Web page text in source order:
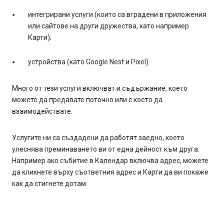
интегрирани услуги (които са вградени в приложения
или сайтове на други дружества, като например
Карти);
устройства (като Google Nest и Pixel).
Много от тези услуги включват и съдържание, което
можете да предавате поточно или с което да
взаимодействате.
Услугите ни са създадени да работят заедно, което
улеснява преминаването ви от една дейност към друга.
Например ако събитие в Календар включва адрес, можете
да кликнете върху съответния адрес и Карти да ви покаже
как да стигнете дотам.